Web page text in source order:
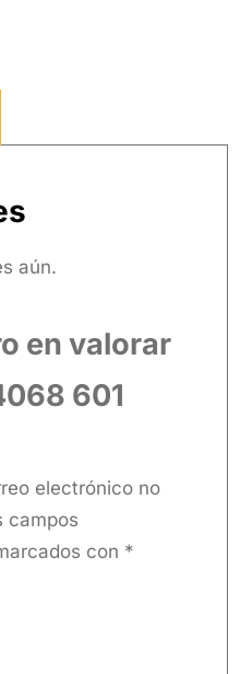
aún.
en valorar
601
electrónico no
campos
con *